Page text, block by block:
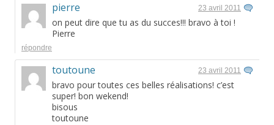
pierre 23 avril 2011
on peut dire que tu as du succes!!! bravo à toi !
Pierre
répondre
toutoune 23 avril 2011
bravo pour toutes ces belles réalisations! c’est
super! bon wekend!
bisous
toutoune